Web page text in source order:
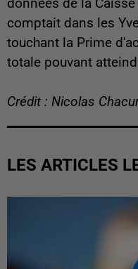
données de la
comptait dans les
touchant la Prime
totale pouvant
Crédit : Nicolas
LES ARTICLES